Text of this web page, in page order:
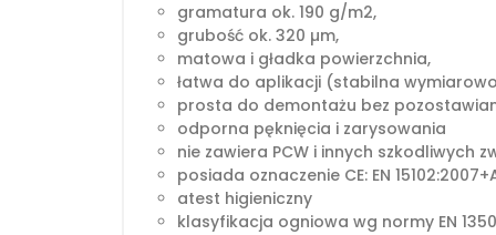
gramatura ok. 190 g/m2,
grubość ok. 320 µm,
matowa i gładka powierzchnia,
łatwa do aplikacji (stabilna
prosta do demontażu bez
odporna pęknięcia i zarysowania
nie zawiera PCW i innych szkodliwych
posiada oznaczenie CE: EN
atest higieniczny
klasyfikacja ogniowa wg normy EN